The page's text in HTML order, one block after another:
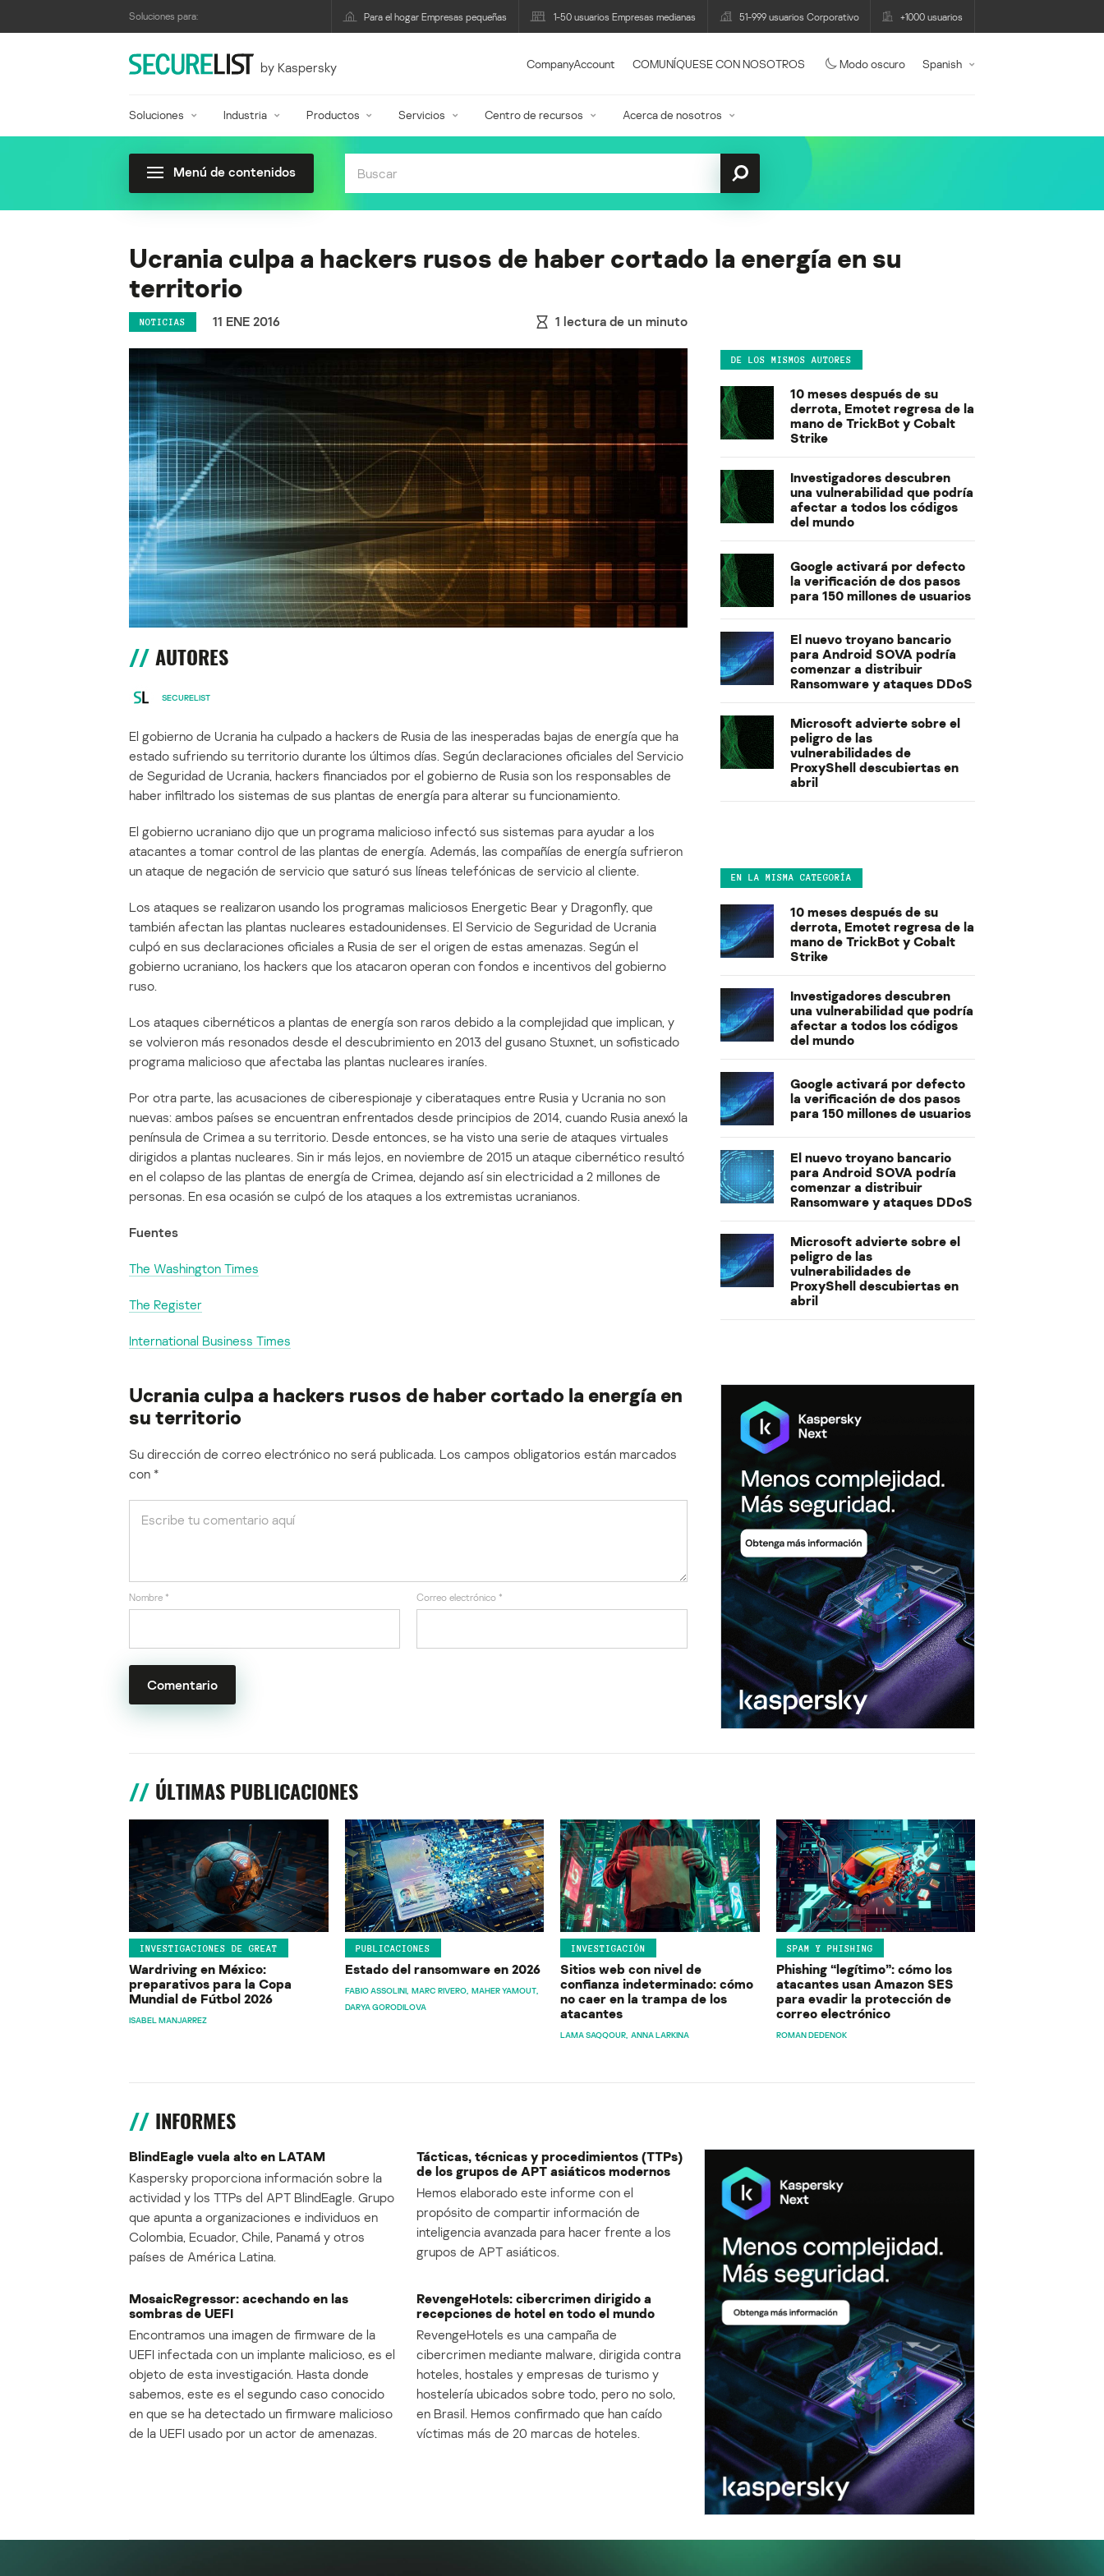
Soluciones para: Para el hogar Empresas pequeñas 1-50 usuarios Empresas medianas 51-999 usuarios Corporativo +1000 usuarios
by Kaspersky CompanyAccount COMUNÍQUESE CON NOSOTROS Modo oscuro Spanish
Soluciones Industria Productos Servicios Centro de recursos Acerca de nosotros
Menú de contenidos
Ucrania culpa a hackers rusos de haber cortado la energía en su
territorio
NOTICIAS 11 ENE 2016 1 lectura de un minuto
AUTORES
SECURELIST
El gobierno de Ucrania ha culpado a hackers de Rusia de las inesperadas bajas de energía que ha
estado sufriendo su territorio durante los últimos días. Según declaraciones oficiales del Servicio
de Seguridad de Ucrania, hackers financiados por el gobierno de Rusia son los responsables de
haber infiltrado los sistemas de sus plantas de energía para alterar su funcionamiento.
El gobierno ucraniano dijo que un programa malicioso infectó sus sistemas para ayudar a los
atacantes a tomar control de las plantas de energía. Además, las compañías de energía sufrieron
un ataque de negación de servicio que saturó sus líneas telefónicas de servicio al cliente.
Los ataques se realizaron usando los programas maliciosos Energetic Bear y Dragonfly, que
también afectan las plantas nucleares estadounidenses. El Servicio de Seguridad de Ucrania
culpó en sus declaraciones oficiales a Rusia de ser el origen de estas amenazas. Según el
gobierno ucraniano, los hackers que los atacaron operan con fondos e incentivos del gobierno
ruso.
Los ataques cibernéticos a plantas de energía son raros debido a la complejidad que implican, y
se volvieron más resonados desde el descubrimiento en 2013 del gusano Stuxnet, un sofisticado
programa malicioso que afectaba las plantas nucleares iraníes.
Por otra parte, las acusaciones de ciberespionaje y ciberataques entre Rusia y Ucrania no son
nuevas: ambos países se encuentran enfrentados desde principios de 2014, cuando Rusia anexó la
península de Crimea a su territorio. Desde entonces, se ha visto una serie de ataques virtuales
dirigidos a plantas nucleares. Sin ir más lejos, en noviembre de 2015 un ataque cibernético resultó
en el colapso de las plantas de energía de Crimea, dejando así sin electricidad a 2 millones de
personas. En esa ocasión se culpó de los ataques a los extremistas ucranianos.
Fuentes
The Washington Times
The Register
International Business Times
Ucrania culpa a hackers rusos de haber cortado la energía en
su territorio
Su dirección de correo electrónico no será publicada. Los campos obligatorios están marcados
con *
Nombre * Correo electrónico *
DE LOS MISMOS AUTORES
10 meses después de su
derrota, Emotet regresa de la
mano de TrickBot y Cobalt
Strike
Investigadores descubren
una vulnerabilidad que podría
afectar a todos los códigos
del mundo
Google activará por defecto
la verificación de dos pasos
para 150 millones de usuarios
El nuevo troyano bancario
para Android SOVA podría
comenzar a distribuir
Ransomware y ataques DDoS
Microsoft advierte sobre el
peligro de las
vulnerabilidades de
ProxyShell descubiertas en
abril
EN LA MISMA CATEGORÍA
10 meses después de su
derrota, Emotet regresa de la
mano de TrickBot y Cobalt
Strike
Investigadores descubren
una vulnerabilidad que podría
afectar a todos los códigos
del mundo
Google activará por defecto
la verificación de dos pasos
para 150 millones de usuarios
El nuevo troyano bancario
para Android SOVA podría
comenzar a distribuir
Ransomware y ataques DDoS
Microsoft advierte sobre el
peligro de las
vulnerabilidades de
ProxyShell descubiertas en
abril
ÚLTIMAS PUBLICACIONES
INVESTIGACIONES DE GREAT
Wardriving en México:
preparativos para la Copa
Mundial de Fútbol 2026
ISABEL MANJARREZ
PUBLICACIONES
Estado del ransomware en 2026
FABIO ASSOLINI MARC RIVERO MAHER YAMOUT
DARYA GORODILOVA
INVESTIGACIÓN
Sitios web con nivel de
confianza indeterminado: cómo
no caer en la trampa de los
atacantes
LAMA SAQQOUR ANNA LARKINA
SPAM Y PHISHING
Phishing “legítimo”: cómo los
atacantes usan Amazon SES
para evadir la protección de
correo electrónico
ROMAN DEDENOK
INFORMES
BlindEagle vuela alto en LATAM
Kaspersky proporciona información sobre la
actividad y los TTPs del APT BlindEagle. Grupo
que apunta a organizaciones e individuos en
Colombia, Ecuador, Chile, Panamá y otros
países de América Latina.
Tácticas, técnicas y procedimientos (TTPs)
de los grupos de APT asiáticos modernos
Hemos elaborado este informe con el
propósito de compartir información de
inteligencia avanzada para hacer frente a los
grupos de APT asiáticos.
MosaicRegressor: acechando en las
sombras de UEFI
Encontramos una imagen de firmware de la
UEFI infectada con un implante malicioso, es el
objeto de esta investigación. Hasta donde
sabemos, este es el segundo caso conocido
en que se ha detectado un firmware malicioso
de la UEFI usado por un actor de amenazas.
RevengeHotels: cibercrimen dirigido a
recepciones de hotel en todo el mundo
RevengeHotels es una campaña de
cibercrimen mediante malware, dirigida contra
hoteles, hostales y empresas de turismo y
hostelería ubicados sobre todo, pero no solo,
en Brasil. Hemos confirmado que han caído
víctimas más de 20 marcas de hoteles.